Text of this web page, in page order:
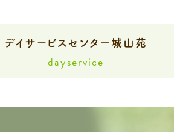
デイサービスセンター城山苑
dayservice